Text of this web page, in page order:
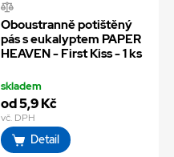
Oboustranně potištěný
pás s eukalyptem PAPER
HEAVEN - First Kiss - 1 ks
skladem
od 5,9 Kč
vč. DPH
Detail